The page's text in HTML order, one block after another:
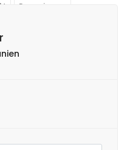
Reservierung